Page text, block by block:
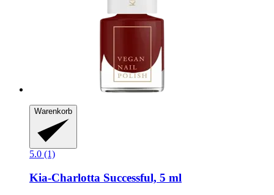
Warenkorb
5.0 (1)
Kia-Charlotta Successful, 5 ml